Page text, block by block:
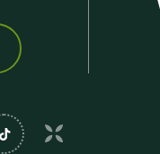
Youtube
nous sur Twitter
Suivez-nous sur Tiktok